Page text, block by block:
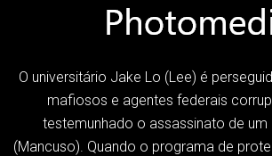
O universitário Jake Lo (Lee) é
mafiosos e agentes federais
testemunhado o assassinato de um
(Mancuso). Quando o programa de